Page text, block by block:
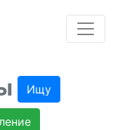
Ищу